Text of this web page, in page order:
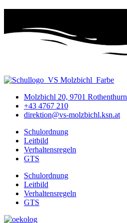
Molzbichl 20, 9701 Rothenthurn
+43 4767 210
direktion@vs-molzbichl.ksn.at
Schulordnung
Leitbild
Verhaltensregeln
GTS
Schulordnung
Leitbild
Verhaltensregeln
GTS